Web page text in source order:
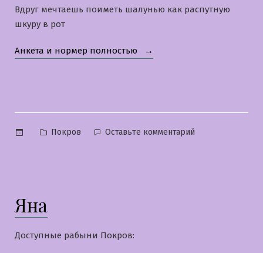
Вдруг мечтаешь поиметь шалунью как распутную
шкуру в рот
Анкета и нормер полностью «Регина»
Опубликовано
Покров Оставьте комментарий
Яна
Доступные рабыни Покров: